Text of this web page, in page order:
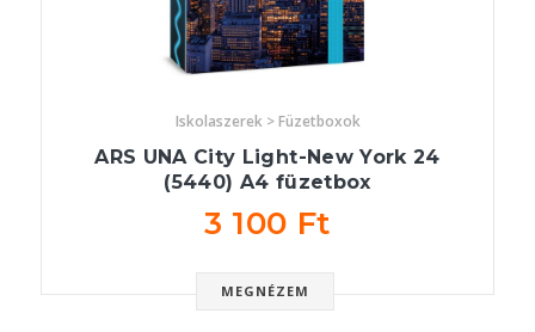
Iskolaszerek > Füzetboxok
ARS UNA City Light-New York 24
(5440) A4 füzetbox
3 100 Ft
MEGNÉZEM